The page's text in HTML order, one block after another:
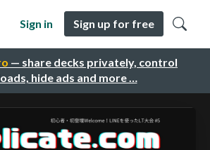
— share decks privately, control
hide ads and more …
Sign in Sign up for free